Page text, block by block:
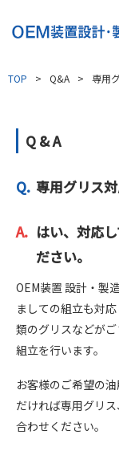
選ばれる理由
OEM装置設計・製
加工品事例
VA提案
対応可能領域
お問合せの流れ
運営会社
TOP Q&A 専用
Q & A
専用グリス
はい、対応
ださい。
OEM装置 設計・製
ましての組立も対
類のグリスなどが
組立を行います。
お客様のご希望の
だければ専用グリ
合わせください。